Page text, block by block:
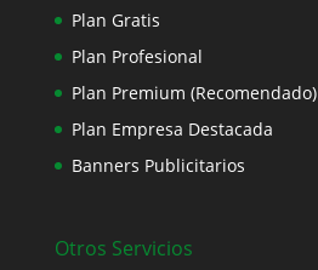
Plan Gratis
Plan Profesional
Plan Premium (Recomendado)
Plan Empresa Destacada
Banners Publicitarios
Otros Servicios